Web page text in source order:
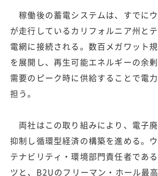
稼働後の蓄電システムは、すでに
が走行しているカリフォルニア州と
電網に接続される。数百メガワット
を展開し、再生可能エネルギーの余剰
需要のピーク時に供給することで電
担う。
両社はこの取り組みにより、電子
抑制し循環型経済の構築を進める。
テナビリティ・環境部門責任者であ
ツと、B2Uのフリーマン・ホール最